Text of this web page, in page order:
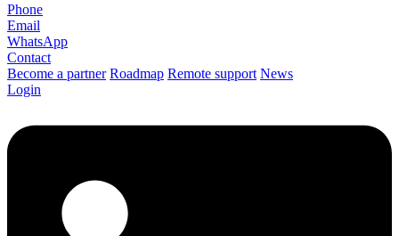
Phone
Email
WhatsApp
Contact
Become a partner Roadmap Remote support News
Login